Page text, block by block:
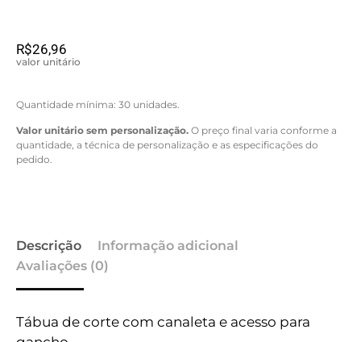
R$26,96
valor unitário
Quantidade mínima: 30 unidades.
Valor unitário sem personalização. O preço final varia conforme a
quantidade, a técnica de personalização e as especificações do
pedido.
Descrição
Informação adicional
Avaliações (0)
Tábua de corte com canaleta e acesso para